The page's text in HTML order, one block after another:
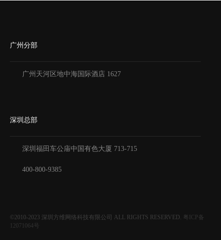
广州分部
广州天河区地中海国际酒店 1627
深圳总部
深圳福田车公庙中国有色大厦 713-715
400-800-9385
©2010-2023 深圳方维网络科技有限公司 ALL RIGHTS RESERVED. 粤ICP备
12071064号